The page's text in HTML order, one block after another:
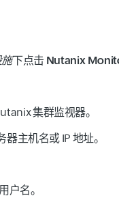
下点击 Nutanix
集群监视器。
主机名或 IP 地址。
户名。